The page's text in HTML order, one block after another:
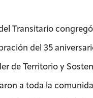
Transitario
del 35
de Territorio y
a toda la